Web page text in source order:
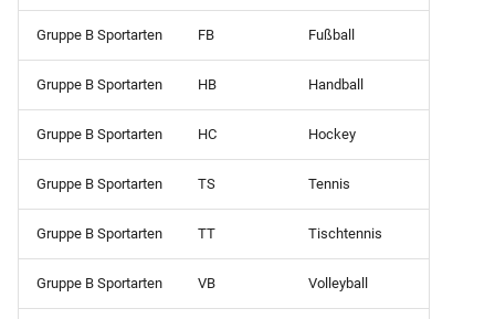
Schülerliste (Klasse,
Geburtsdatum und
Schülerliste
Schülerliste
Fachwahlkarte)
Schülerliste
Qualifikationskarte)
Klassenliste mit
Klassenliste mit
Summendaten (DIN A5)
Klassenliste mit
Summendaten (akt.FS-
Klassenliste mit
Summendaten
Klassenliste mit
Gruppe B Sportarten FB Fußball
Gruppe B Sportarten HB Handball
Gruppe B Sportarten HC Hockey
Gruppe B Sportarten TS Tennis
Gruppe B Sportarten TT Tischtennis
Gruppe B Sportarten VB Volleyball